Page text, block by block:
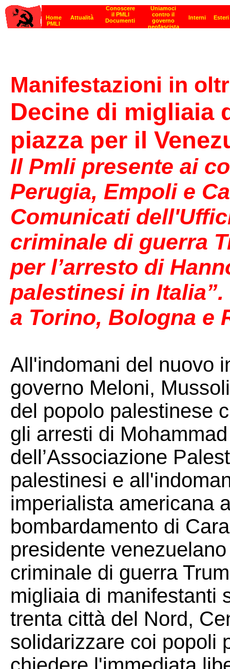
Manifestazioni in
Decine di migliaia
piazza per il
Il Pmli presente ai
Perugia, Empoli e
Comunicati
criminale di guerra
per l’arresto di
palestinesi in
a Torino, Bologna e
All'indomani del nuovo
governo Meloni,
del popolo palestinese
gli arresti di
dell’Associazione
palestinesi e
imperialista americana
bombardamento di
presidente
criminale di guerra
migliaia di manifestanti
trenta città del Nord,
solidarizzare coi popoli